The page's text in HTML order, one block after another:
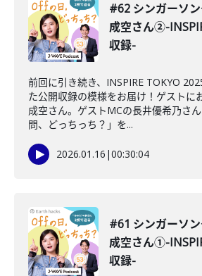
#62 シンガーソ
成空さん②-
収録-
前回に引き続き、INSPIRE TOKYO
た公開収録の模様をお届け！ゲストに
成空さん。ゲストMCの長井優希乃さ
問、どっちっち？」を...
2026.01.16 |00:30:04
#61 シンガーソ
成空さん①-
収録-